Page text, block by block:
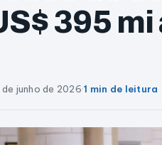
395
de junho de 2026·1 min de leitura